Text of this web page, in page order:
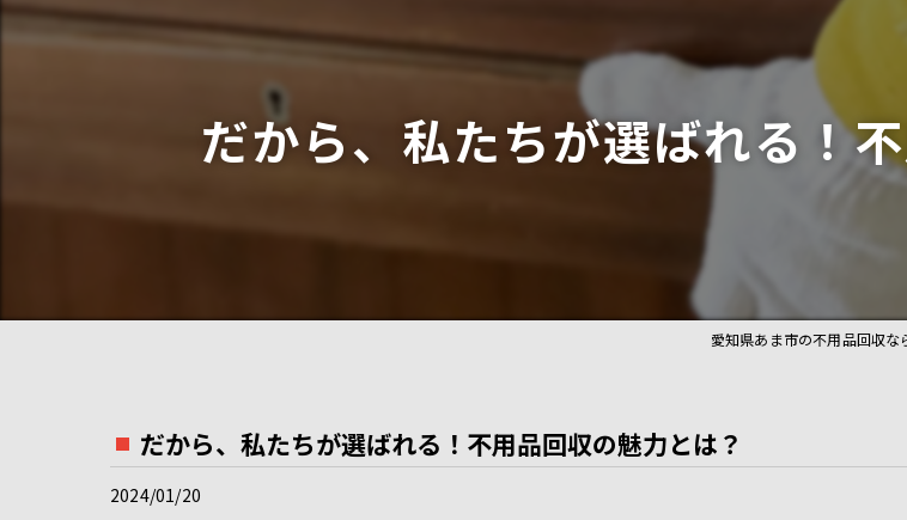
GALLERY
Q&A 片付け
だから、私たちが選ばれる！
愛知県あま市の不用品回収な
だから、私たちが選ばれる！不用品回収の魅力とは？
2024/01/20